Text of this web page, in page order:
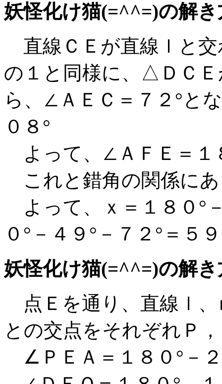
妖怪化け猫(=^^=)の解
直線ＣＥが直線ｌと
の１と同様に、△ＤＣ
ら、∠ＡＥＣ＝７２°と
０８°
よって、∠ＡＦＥ＝１
これと錯角の関係にあ
よって、ｘ＝１８０°
０°－４９°－７２°＝５
妖怪化け猫(=^^=)の解
点Ｅを通り、直線ｌ、
との交点をそれぞれＰ
∠ＰＥＡ＝１８０°－２